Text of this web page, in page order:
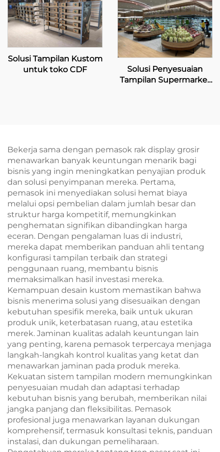
Solusi Tampilan Kustom
untuk toko CDF
Solusi Penyesuaian
Tampilan Supermarket
Bekerja sama dengan pemasok rak display grosir
menawarkan banyak keuntungan menarik bagi
bisnis yang ingin meningkatkan penyajian produk
dan solusi penyimpanan mereka. Pertama,
pemasok ini menyediakan solusi hemat biaya
melalui opsi pembelian dalam jumlah besar dan
struktur harga kompetitif, memungkinkan
penghematan signifikan dibandingkan harga
eceran. Dengan pengalaman luas di industri,
mereka dapat memberikan panduan ahli tentang
konfigurasi tampilan terbaik dan strategi
penggunaan ruang, membantu bisnis
memaksimalkan hasil investasi mereka.
Kemampuan desain kustom memastikan bahwa
bisnis menerima solusi yang disesuaikan dengan
kebutuhan spesifik mereka, baik untuk ukuran
produk unik, keterbatasan ruang, atau estetika
merek. Jaminan kualitas adalah keuntungan lain
yang penting, karena pemasok terpercaya menjaga
langkah-langkah kontrol kualitas yang ketat dan
menawarkan jaminan pada produk mereka.
Kekuatan sistem tampilan modern memungkinkan
penyesuaian mudah dan adaptasi terhadap
kebutuhan bisnis yang berubah, memberikan nilai
jangka panjang dan fleksibilitas. Pemasok
profesional juga menawarkan layanan dukungan
komprehensif, termasuk konsultasi teknis, panduan
instalasi, dan dukungan pemeliharaan.